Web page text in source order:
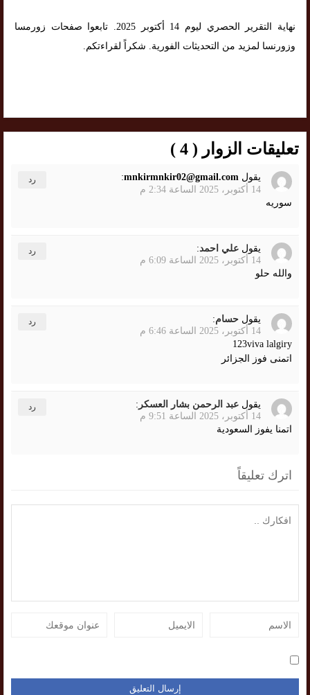
نهاية التقرير الحصري ليوم 14 أكتوبر 2025. تابعوا صفحات زورمسا
وزورنسا لمزيد من التحديثات الفورية. شكراً لقراءتكم.
تعليقات الزوار ( 4 )
يقول mnkirmnkir02@gmail.com
:
14 أكتوبر، 2025 الساعة 2:34 م
سوريه
رد
يقول علي احمد:
14 أكتوبر، 2025 الساعة 6:09 م
والله حلو
رد
يقول حسام:
14 أكتوبر، 2025 الساعة 6:46 م
123viva lalgiry
اتمنى فوز الجزائر
رد
يقول عبد الرحمن بشار العسكر :
14 أكتوبر، 2025 الساعة 9:51 م
اتمنا يفوز السعودية
رد
اترك تعليقاً